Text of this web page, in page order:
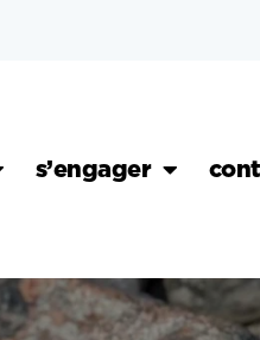
s’engager